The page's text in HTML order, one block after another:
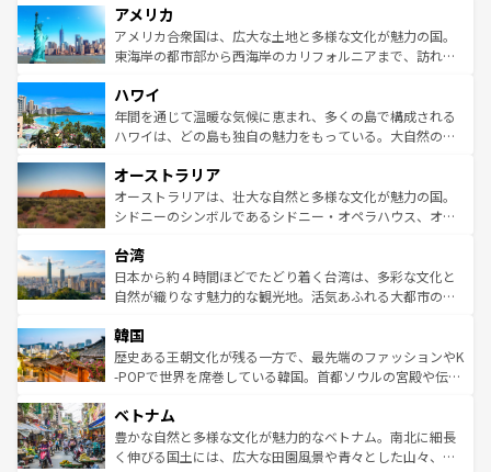
ンツ一覧を参照してほしい。
の建物がそのまま残る町や、スイスならではのユニークな
博物館もあり、アルプス観光だけでなく町歩きも満喫する
ことができる。国民の所得が高いため物価も高いが、旅行
ば市内交通費無料で観光を楽しむこともできる。 なお、新
着のスイス情報はコンテンツ一覧 を参照してほしい。
アメリカ
アメリカ合衆国は、広大な土地と多様な文化が魅力の国。
東海岸の都市部から西海岸のカリフォルニアまで、訪れる
のような巨大都市は、観光、ショッピング、エンターテイ
ンメントが詰まった刺激的なスポットだ。一方、アメリカ
西部には大自然が広がり、グランドキャニオンやイエロー
部のニューオーリンズでは、音楽と美食が融合した独特の
文化が魅力。旅行者はアメリカの各地域で異なる魅力を楽
しみながら、その多様性と豊かな歴史を感じることができ
ならではの贅沢な旅のスタイルだ。 なお、新着のアメリカ
情報はコンテンツ一覧を参照してほしい。
ハワイ
年間を通じて温暖な気候に恵まれ、多くの島で構成される
ハワイは、どの島も独自の魅力をもっている。大自然の神
ワイ島は見逃せない。また、定番の観光地といえばオアフ
島だが、静かな自然を求めるならマウイ島やカウアイ島が
おすすめ。エメラルドグリーンに輝く海をはじめ、豊かな
れるおもてなしの心で訪れる人々を迎えてくれるハワイの
人々、おいしいローカルフードやハワイアンミュージッ
ク、伝統的なフラダンスなど、すべてがハワイの魅力を彩
ワイを、存分に味わってほしい。 なお、新着のハワイ情報
はコンテンツ一覧を参照してほしい。
オーストラリア
オーストラリアは、壮大な自然と多様な文化が魅力の国。
シドニーのシンボルであるシドニー・オペラハウス、オー
リアリーフや大陸中央部にそびえるウルル（エアーズロッ
ク）、タスマニアの美しい原生林やケアンズの熱帯雨林な
ど、見どころがたくさん。また、カフェやワイン、オージ
いる。アクティビティも充実しており、サーフィンやダイ
ビング、ハイキングなど、アウトドア好きにはたまらな
い。オーストラリアの多彩な魅力を存分に味わいつくそ
参照してほしい。
台湾
日本から約４時間ほどでたどり着く台湾は、多彩な文化と
自然が織りなす魅力的な観光地。活気あふれる大都市の台
ン）、静ひつな山岳地帯である台湾東部など、都市の喧騒
と山間の静けさが共存しており、訪れる人に新しい発見と
驚きをもたらしてくれる。また、奥深い台湾の食文化も魅
容にもいいと評判のスイーツなど、バラエティ豊かな料理
が味わえる。 なお、新着の台湾情報は コンテンツ一覧を参
照してほしい。
韓国
歴史ある王朝文化が残る一方で、最先端のファッションやK
-POPで世界を席巻している韓国。首都ソウルの宮殿や伝統
き、地方に足を延ばせば四季折々の自然美を楽しむことが
できる。そして、キムチや焼肉、絶品のストリートフード
まで、さまざまな韓国料理が待っている。夜には、韓国な
ベトナム
豊かな自然と多様な文化が魅力的なベトナム。南北に細長
く伸びる国土には、広大な田園風景や青々とした山々、世